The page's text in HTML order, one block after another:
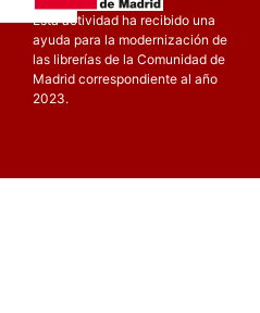
Esta actividad ha recibido una
ayuda para la modernización de
las librerías de la Comunidad de
Madrid correspondiente al año
2023.